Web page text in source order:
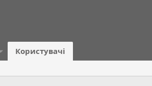
Користувачі